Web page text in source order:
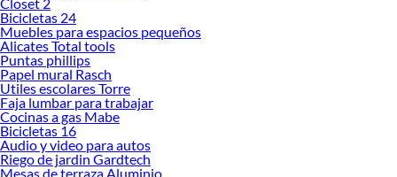
Herramientas, materiales y accesorios de calidad para tus proyectos y
renovación de espacios. ¡Visítanos y descubre todo lo que tenemos para
ofrecerte!
Encuentra una amplia variedad de productos de Sondas Vibradoras y Unidades
Motrices en Sodimac. Encuentra todo lo necesario para tus proyectos de
renovación y decoración. ¡Visítanos y haz tus ideas realidad!
Bicicletas 24
Muebles para espacios pequeños
Alicates Total tools
Puntas phillips
Papel mural Rasch
Utiles escolares Torre
Faja lumbar para trabajar
Cocinas a gas Mabe
Bicicletas 16
Audio y video para autos
Riego de jardin Gardtech
Mesas de terraza Aluminio